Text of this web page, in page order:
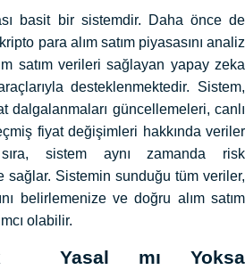
basit bir sistemdir. Daha önce de
para alım satım piyasasını analiz
satım verileri sağlayan yapay zeka
desteklenmektedir. Sistem,
dalgalanmaları güncellemeleri, canlı
fiyat değişimleri hakkında veriler
sistem aynı zamanda risk
sağlar. Sistemin sunduğu tüm veriler,
belirlemenize ve doğru alım satım
olabilir.
Yasal mı Yoksa